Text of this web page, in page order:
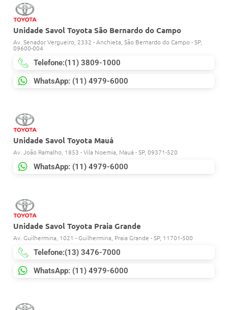
Unidade Savol Toyota São Bernardo do Campo
Av. Senador Vergueiro, 2332 - Anchieta, São Bernardo do Campo - SP,
09600-004
Telefone:(11) 3809-1000
WhatsApp: (11) 4979-6000
Unidade Savol Toyota Mauá
Av. João Ramalho, 1853 - Vila Noemia, Mauá - SP, 09371-520
WhatsApp: (11) 4979-6000
Unidade Savol Toyota Praia Grande
Av. Guilhermina, 1021 - Guilhermina, Praia Grande - SP, 11701-500
Telefone:(13) 3476-7000
WhatsApp: (11) 4979-6000